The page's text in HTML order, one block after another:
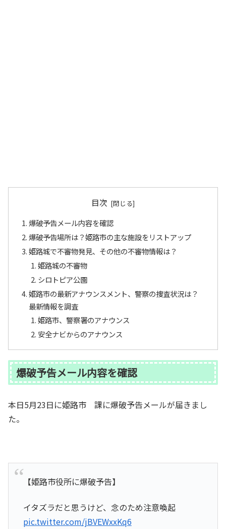
目次
爆破予告メール内容を確認
爆破予告場所は？姫路市の主な施設をリストアップ
姫路城で不審物発見、その他の不審物情報は？
姫路城の不審物
シロトピア公園
姫路市の最新アナウンスメント、警察の捜査状況は？
最新情報を調査
姫路市、警察署のアナウンス
安全ナビからのアナウンス
爆破予告メール内容を確認
本日5月23日に姫路市 課に爆破予告メールが届きまし
た。
【姫路市役所に爆破予告】
イタズラだと思うけど、念のため注意喚起
pic.twitter.com/jBVEWxxKq6